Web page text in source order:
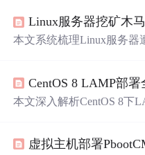
本文系统梳理Linux服务器
令、漏洞利用、配置暴露
调最小干扰、证据保全和
本文深入解析CentOS 8下
Apache文件访问失败、